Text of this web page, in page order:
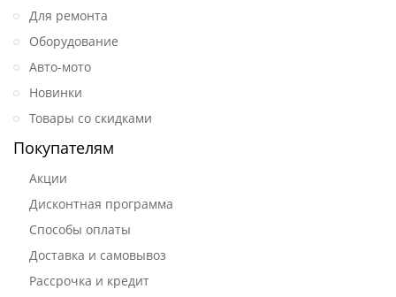
Для ремонта
Оборудование
Авто-мото
Новинки
Товары со скидками
Покупателям
Акции
Дисконтная программа
Способы оплаты
Доставка и самовывоз
Рассрочка и кредит